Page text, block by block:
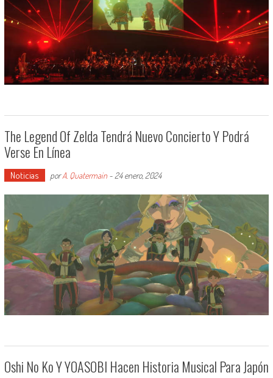
The Legend Of Zelda Tendrá Nuevo Concierto Y Podrá
Verse En Línea
Noticias porA. Quatermain- 24 enero, 2024
Oshi No Ko Y YOASOBI Hacen Historia Musical Para Japón